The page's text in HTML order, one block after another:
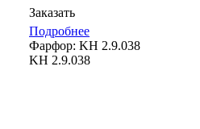
Заказать
Подробнее
Фарфор: KH 2.9.038
KH 2.9.038